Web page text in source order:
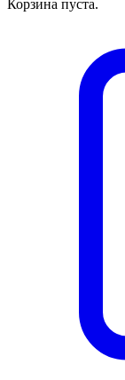
Корзина пуста.